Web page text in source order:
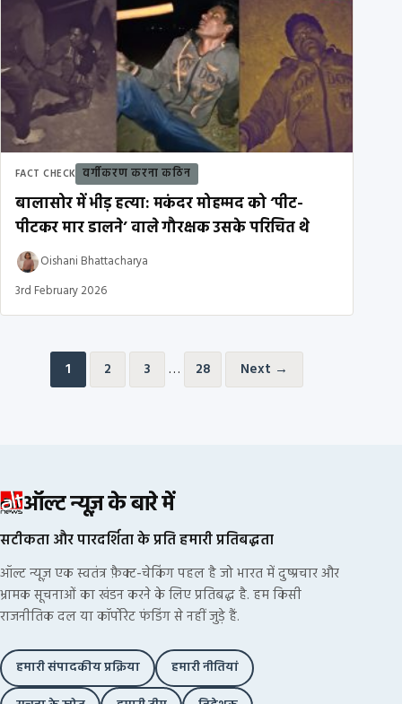
FACT CHECK वर्गीकरण करना कठिन
बालासोर में भीड़ हत्या: मकंदर मोहम्मद को ‘पीट-
पीटकर मार डालने’ वाले गौरक्षक उसके परिचित थे
Oishani Bhattacharya
3rd February 2026
Posts pagination
1 2 3 … 28 Next →
ऑल्ट न्यूज़ के बारे में
सटीकता और पारदर्शिता के प्रति हमारी प्रतिबद्धता
ऑल्ट न्यूज़ एक स्वतंत्र फ़ैक्ट-चेकिंग पहल है जो भारत में दुष्प्रचार और
भ्रामक सूचनाओं का खंडन करने के लिए प्रतिबद्ध है. हम किसी
राजनीतिक दल या कॉर्पोरेट फंडिंग से नहीं जुड़े हैं.
हमारी संपादकीय प्रक्रिया
हमारी नीतियां